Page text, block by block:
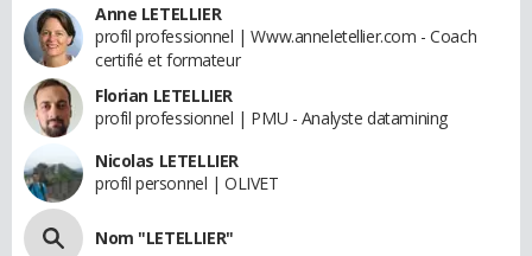
Anne LETELLIER
profil professionnel | Www.anneletellier.com - Coach
certifié et formateur
Florian LETELLIER
profil professionnel | PMU - Analyste datamining
Nicolas LETELLIER
profil personnel | OLIVET
Nom "LETELLIER"